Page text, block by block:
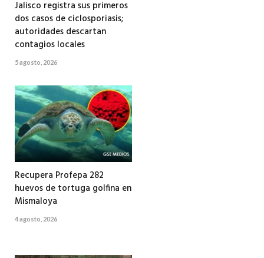
Jalisco registra sus primeros
dos casos de ciclosporiasis;
autoridades descartan
contagios locales
5 agosto, 2026
Recupera Profepa 282
huevos de tortuga golfina en
Mismaloya
4 agosto, 2026